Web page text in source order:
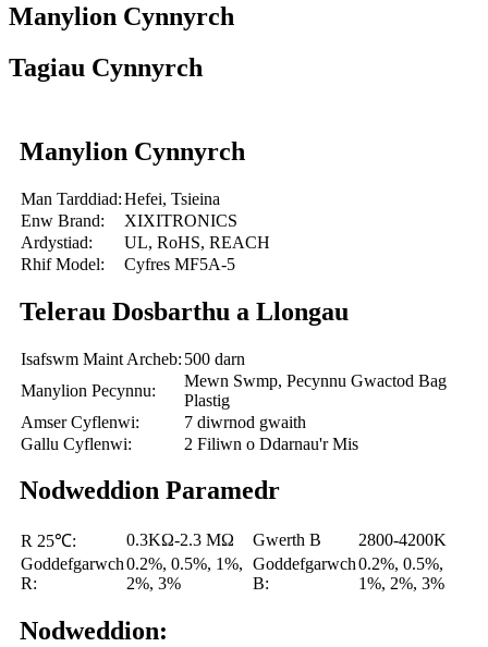
Manylion Cynnyrch
Tagiau Cynnyrch
Manylion Cynnyrch
Man Tarddiad:Hefei, Tsieina
Enw Brand:
XIXITRONICS
Ardystiad:
UL, RoHS, REACH
Rhif Model:
Cyfres MF5A-5
Telerau Dosbarthu a Llongau
Isafswm Maint Archeb: 500 darn
Manylion Pecynnu:
Mewn Swmp, Pecynnu Gwactod Bag
Plastig
Amser Cyflenwi:
7 diwrnod gwaith
Gallu Cyflenwi:
2 Filiwn o Ddarnau'r Mis
Nodweddion Paramedr
R 25℃: 0.3KΩ-2.3 MΩ Gwerth B
2800-4200K
Goddefgarwch
R:
0.2%, 0.5%, 1%,
2%, 3%
Goddefgarwch
B:
0.2%, 0.5%,
1%, 2%, 3%
Nodweddion: